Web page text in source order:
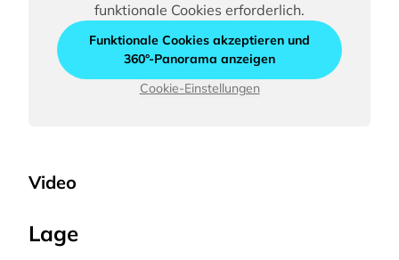
funktionale Cookies erforderlich.
Funktionale Cookies akzeptieren und
360°-Panorama anzeigen
Cookie-Einstellungen
Video
Lage